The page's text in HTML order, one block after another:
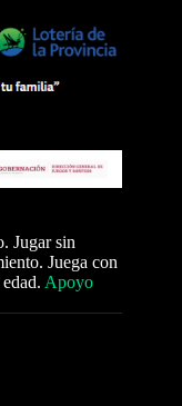
Jugar sin
Juega con
Apoyo